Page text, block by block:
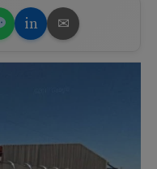
in ✉